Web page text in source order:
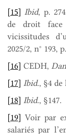
[15] Ibid, p.
de droit
vicissitudes
2025/2, n° 193,
[16] CEDH,
[17] Ibid., §4
[18] Ibid., §147.
[19] Voir par
salariés par